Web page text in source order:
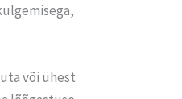
või ühest